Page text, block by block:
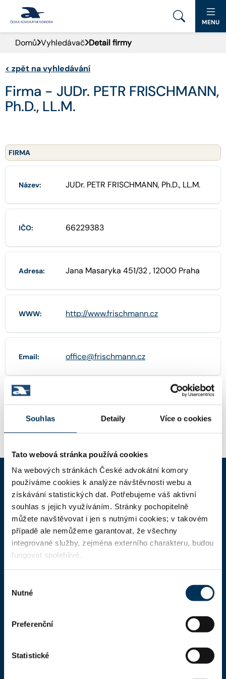
Souhlas Detaily Více o cookies
Tato webová stránka používá cookies
Na webových stránkách České advokátní komory
používáme cookies k analýze návštěvnosti webu a
získávání statistických dat. Potřebujeme váš aktivní
souhlas s jejich využíváním. Stránky pochopitelně
můžete navštěvovat i jen s nutnými cookies; v takovém
případě ale nemůžeme garantovat, že všechny
integrované služby, zejména externího charakteru, budou
fungovat spolehlivě.
souhlasu
Nutné
Preferenční
Statistické
PORTÁL ČAK
DOMŮ
AKTUALITY
PRO VEŘEJNOST
MENU
Domů Vyhledávač Detail firmy
< zpět na vyhledávání
Firma - JUDr. PETR FRISCHMANN,
Ph.D., LL.M.
FIRMA
Název: JUDr. PETR FRISCHMANN, Ph.D., LL.M.
IČO: 66229383
Adresa: Jana Masaryka 451/32 , 12000 Praha
WWW: http://www.frischmann.cz
Email: office@frischmann.cz
ČAK
Domů
Aktuality
Dokumenty a formuláře
Advokátní deník